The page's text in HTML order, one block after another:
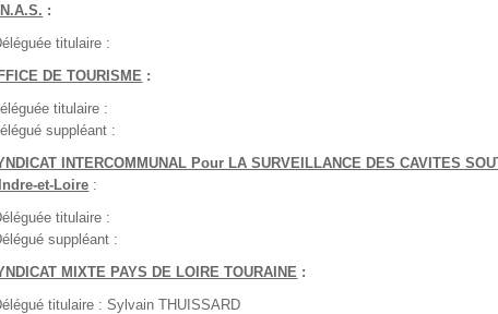
:
titulaire :
DE TOURISME :
titulaire :
suppléant :
INTERCOMMUNAL Pour LA SURVEILLANCE DES CAVITES
et-Loire :
titulaire :
suppléant :
MIXTE PAYS DE LOIRE TOURAINE :
titulaire : Sylvain THUISSARD